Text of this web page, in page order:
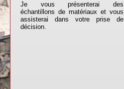
Je vous présenterai des
échantillons de matériaux et vous
assisterai dans votre prise de
décision.